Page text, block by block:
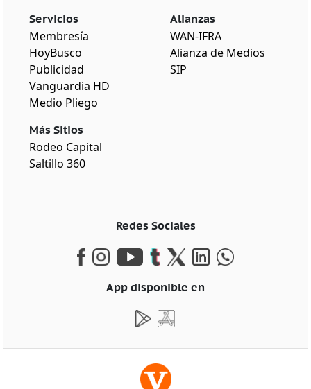
Servicios
Membresía
HoyBusco
Publicidad
Vanguardia HD
Medio Pliego
Más Sitios
Rodeo Capital
Saltillo 360
Alianzas
WAN-IFRA
Alianza de Medios
SIP
Redes Sociales
App disponible en